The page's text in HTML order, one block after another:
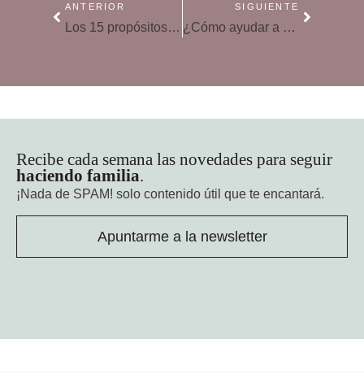
ANTERIOR
Los 15 propósitos principales de los padres para 2016
SIGUIENTE
¿Cómo ayudar a nuestros hijos con sus buenos propósitos?
Recibe cada semana las novedades para seguir
haciendo familia.
¡Nada de SPAM! solo contenido útil que te encantará.
Apuntarme a la newsletter